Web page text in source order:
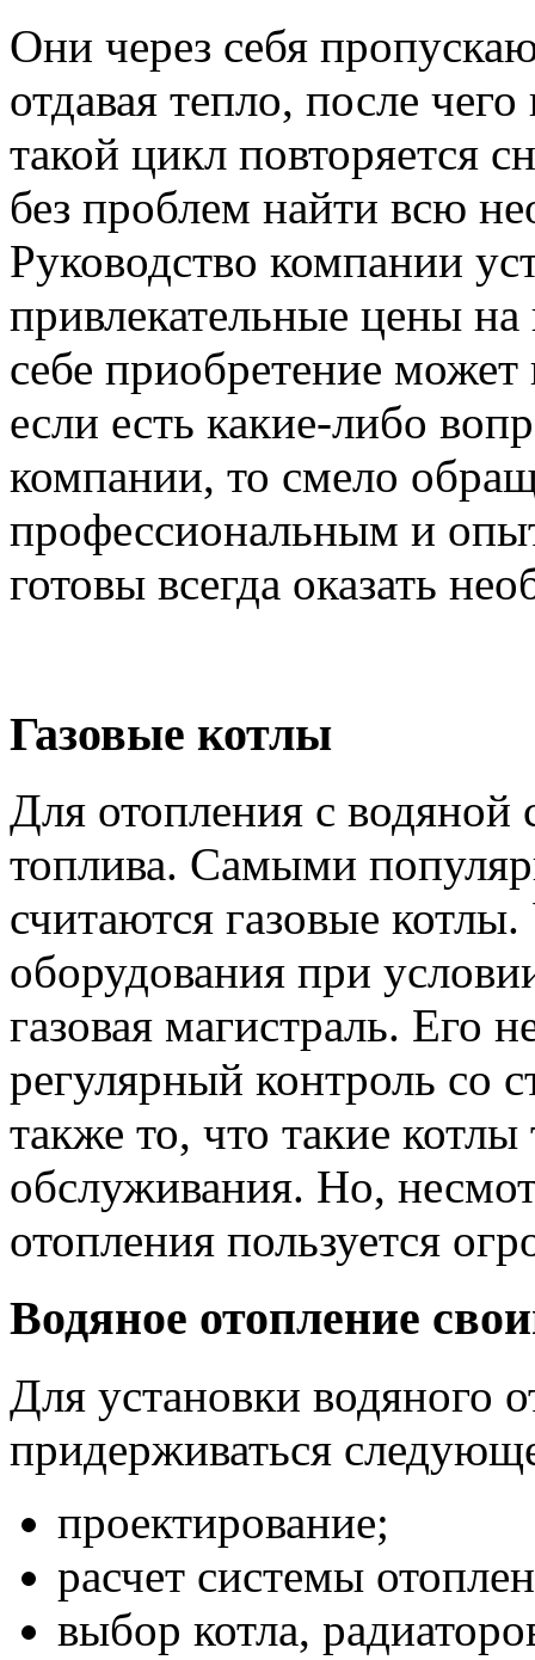
Они через себя
отдавая тепло, после
такой цикл повторяется
без проблем найти всю
Руководство компании
привлекательные цены
себе приобретение
если есть какие-либо
компании, то смело
профессиональным и
готовы всегда оказать
Газовые котлы
Для отопления с
топлива. Самыми
считаются газовые
оборудования при
газовая магистраль. Его
регулярный контроль со
также то, что такие
обслуживания. Но,
отопления пользуется
Водяное отопление
Для установки водяного
придерживаться
проектирование;
расчет системы
выбор котла,